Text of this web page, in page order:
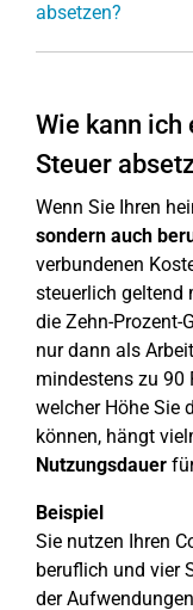
absetzen?
Wie kann ich
Steuer
Wenn Sie Ihren
sondern auch
verbundenen
steuerlich geltend
die Zehn-Prozent-
nur dann als
mindestens zu 90
welcher Höhe Sie
können, hängt
Nutzungsdauer
Beispiel
Sie nutzen Ihren
beruflich und vier
der